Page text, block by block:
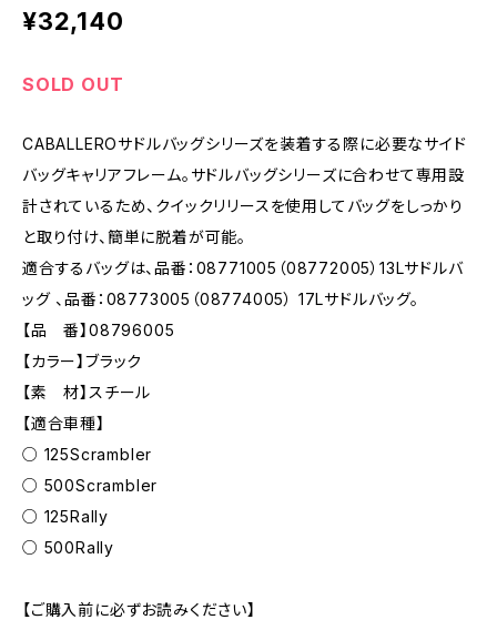
¥32,140
SOLD OUT
CABALLEROサドルバッグシリーズを装着する際に必要なサイド
バッグキャリアフレーム。サドルバッグシリーズに合わせて専用設
計されているため、クイックリリースを使用してバッグをしっかり
と取り付け、簡単に脱着が可能。
適合するバッグは、品番：08771005（08772005）13Lサドルバ
ッグ 、品番：08773005（08774005） 17Lサドルバッグ。
【品 番】08796005
【カラー】ブラック
【素 材】スチール
【適合車種】
○ 125Scrambler
○ 500Scrambler
○ 125Rally
○ 500Rally
【ご購入前に必ずお読みください】